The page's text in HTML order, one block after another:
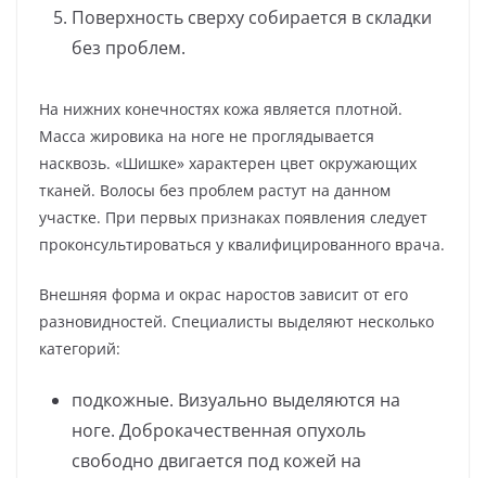
Поверхность сверху собирается в складки
без проблем.
На нижних конечностях кожа является плотной.
Масса жировика на ноге не проглядывается
насквозь. «Шишке» характерен цвет окружающих
тканей. Волосы без проблем растут на данном
участке. При первых признаках появления следует
проконсультироваться у квалифицированного врача.
Внешняя форма и окрас наростов зависит от его
разновидностей. Специалисты выделяют несколько
категорий:
подкожные. Визуально выделяются на
ноге. Доброкачественная опухоль
свободно двигается под кожей на